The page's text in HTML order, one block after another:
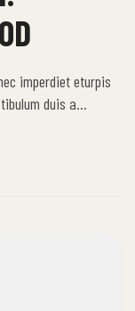
imperdiet eturpis
duis a
dui gravida